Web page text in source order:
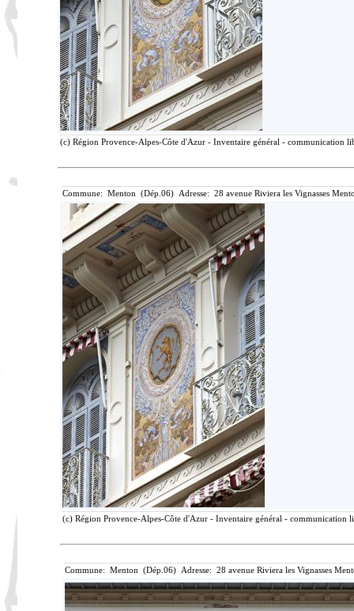
(c) Région Provence-Alpes-Côte d'Azur - Inventaire général - communication
Commune: Menton (Dép.06) Adresse: 28 avenue Riviera les Vignasses
(c) Région Provence-Alpes-Côte d'Azur - Inventaire général - communication
Commune: Menton (Dép.06) Adresse: 28 avenue Riviera les Vignasses